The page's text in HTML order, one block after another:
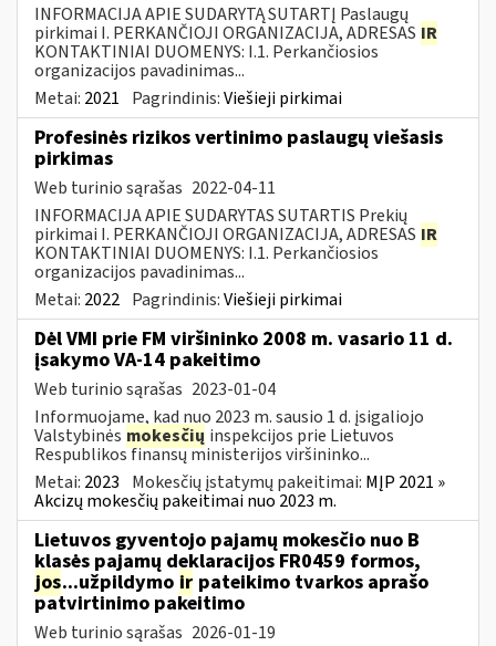
INFORMACIJA APIE SUDARYTĄ SUTARTĮ Paslaugų
pirkimai I. PERKANČIOJI ORGANIZACIJA, ADRESAS IR
KONTAKTINIAI DUOMENYS: I.1. Perkančiosios
organizacijos pavadinimas...
Metai: 2021 Pagrindinis:Viešieji pirkimai
Profesinės rizikos vertinimo paslaugų viešasis
pirkimas
Web turinio sąrašas 2022-04-11
INFORMACIJA APIE SUDARYTAS SUTARTIS Prekių
pirkimai I. PERKANČIOJI ORGANIZACIJA, ADRESAS IR
KONTAKTINIAI DUOMENYS: I.1. Perkančiosios
organizacijos pavadinimas...
Metai: 2022 Pagrindinis:Viešieji pirkimai
Dėl VMI prie FM viršininko 2008 m. vasario 11 d.
įsakymo VA-14 pakeitimo
Web turinio sąrašas 2023-01-04
Informuojame, kad nuo 2023 m. sausio 1 d. įsigaliojo
Valstybinės mokesčių inspekcijos prie Lietuvos
Respublikos finansų ministerijos viršininko...
Metai: 2023 Mokesčių įstatymų pakeitimai: MĮP 2021 »
Akcizų mokesčių pakeitimai nuo 2023 m.
Lietuvos gyventojo pajamų mokesčio nuo B
klasės pajamų deklaracijos FR0459 formos,
jos...užpildymo ir pateikimo tvarkos aprašo
patvirtinimo pakeitimo
Web turinio sąrašas 2026-01-19